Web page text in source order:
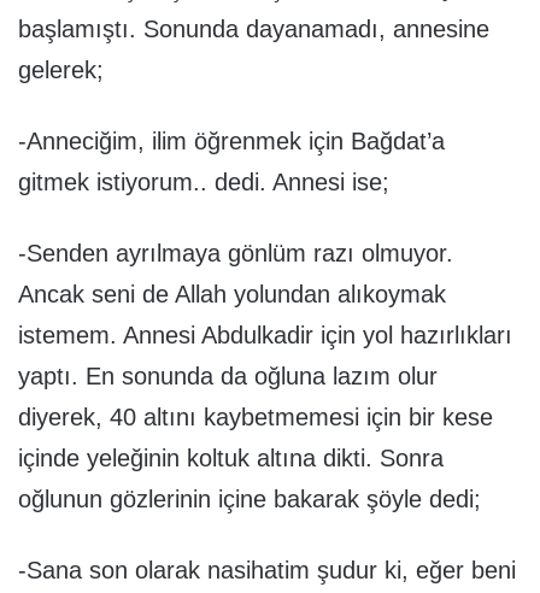
başlamıştı. Sonunda dayanamadı, annesine
gelerek;
-Anneciğim, ilim öğrenmek için Bağdat’a
gitmek istiyorum.. dedi. Annesi ise;
-Senden ayrılmaya gönlüm razı olmuyor.
Ancak seni de Allah yolundan alıkoymak
istemem. Annesi Abdulkadir için yol hazırlıkları
yaptı. En sonunda da oğluna lazım olur
diyerek, 40 altını kaybetmemesi için bir kese
içinde yeleğinin koltuk altına dikti. Sonra
oğlunun gözlerinin içine bakarak şöyle dedi;
-Sana son olarak nasihatim şudur ki, eğer beni